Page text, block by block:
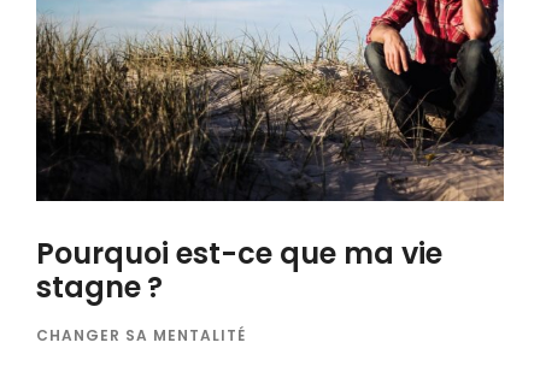
Pourquoi est-ce que ma vie
stagne ?
CHANGER SA MENTALITÉ